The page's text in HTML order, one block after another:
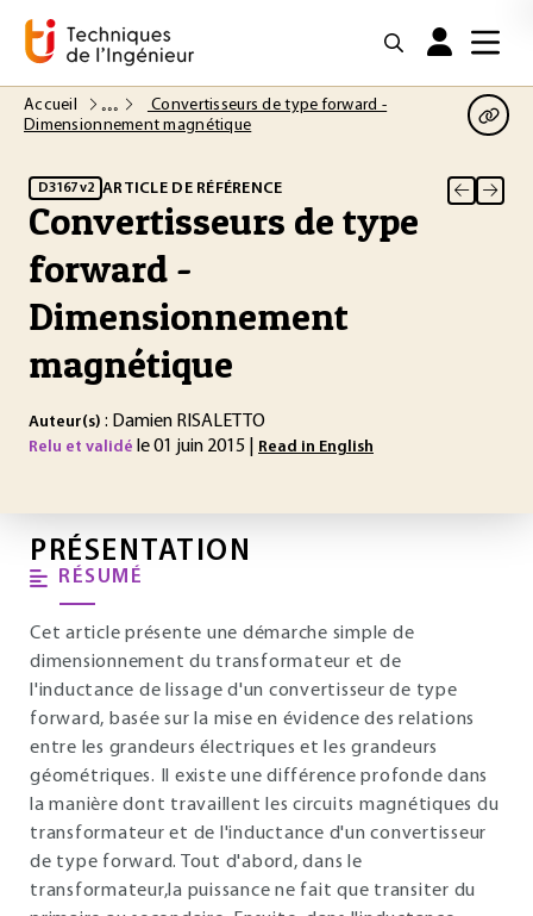
Accueil
Convertisseurs de type forward -
Dimensionnement magnétique
D3167 v2 ARTICLE DE RÉFÉRENCE
Convertisseurs de type
forward -
Dimensionnement
magnétique
Auteur(s) : Damien RISALETTO
Relu et validé le 01 juin 2015 | Read in English
PRÉSENTATION
RÉSUMÉ
Cet article présente une démarche simple de
dimensionnement du transformateur et de
l'inductance de lissage d'un convertisseur de type
forward, basée sur la mise en évidence des relations
entre les grandeurs électriques et les grandeurs
géométriques. Il existe une différence profonde dans
la manière dont travaillent les circuits magnétiques du
transformateur et de l'inductance d'un convertisseur
de type forward. Tout d'abord, dans le
transformateur,la puissance ne fait que transiter du